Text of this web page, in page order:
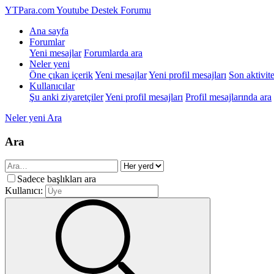
YTPara.comYoutube Destek Forumu
Ana sayfa
Forumlar
Yeni mesajlar Forumlarda ara
Neler yeni
Öne çıkan içerikYeni mesajlarYeni profil mesajları Son
Kullanıcılar
Şu anki ziyaretçilerYeni profil mesajları Profil mesajlarında ara
Neler yeni Ara
Ara
Sadece başlıkları ara
Kullanıcı: